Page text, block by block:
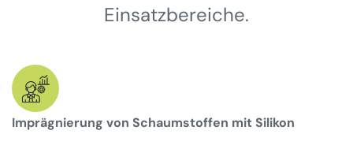
Einsatzbereiche.
Imprägnierung von Schaumstoffen mit Silikon